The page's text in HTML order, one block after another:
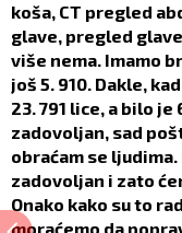
koša, CT pregled
glave, pregled
više nema. Imamo
još 5. 910. Dakle,
23. 791 lice, a bilo je
zadovoljan, sad
obraćam se
zadovoljan i zato
Onako kako su to
moraćemo da